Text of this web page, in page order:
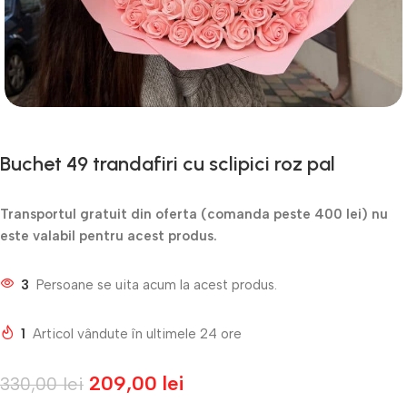
Buchet 49 trandafiri cu sclipici roz pal
Transportul gratuit din oferta (comanda peste 400 lei) nu
este valabil pentru acest produs.
3 Persoane se uita acum la acest produs.
1 Articol vândute în ultimele 24 ore
330,00lei 209,00 lei